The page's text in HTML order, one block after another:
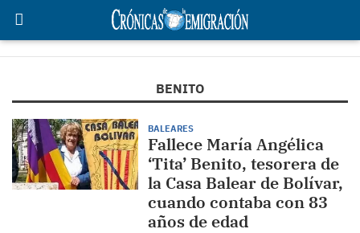
BENITO
BALEARES
Fallece María Angélica
‘Tita’ Benito, tesorera de
la Casa Balear de Bolívar,
cuando contaba con 83
años de edad